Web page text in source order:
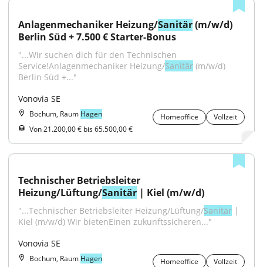
Anlagenmechaniker Heizung/Sanitär (m/w/d)
Berlin Süd + 7.500 € Starter-Bonus
"...Wir suchen dich für den Technischen
Service!Anlagenmechaniker Heizung/Sanitär (m/w/d)
Berlin Süd +..."
Vonovia SE
Bochum, Raum Hagen Homeoffice
Vollzeit
Von 21.200,00 € bis 65.500,00 €
Technischer Betriebsleiter
Heizung/Lüftung/Sanitär | Kiel (m/w/d)
"...Technischer Betriebsleiter Heizung/Lüftung/Sanitär |
Kiel (m/w/d) Wir bietenEinen zukunftssicheren..."
Vonovia SE
Bochum, Raum Hagen Homeoffice
Vollzeit